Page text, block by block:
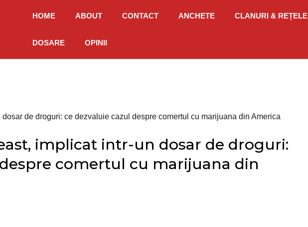
HOME ABOUT CONTACT ANCHETE CLANURI & REȚELE
DOSARE OPINII
de droguri: ce dezvaluie cazul despre comertul cu marijuana din America
implicat intr-un dosar de droguri:
comertul cu marijuana din